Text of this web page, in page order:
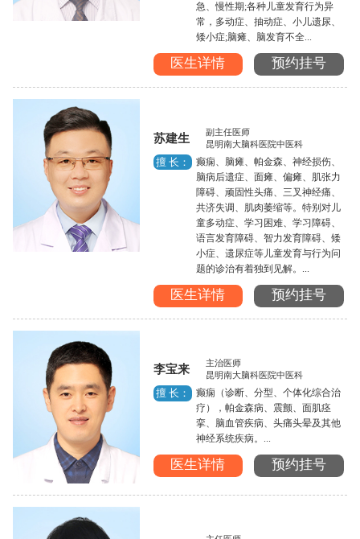
急、慢性期;各种儿童发育行为异
常，多动症、抽动症、小儿遗尿、
矮小症;脑瘫、脑发育不全...
医生详情 预约挂号
苏建生
副主任医师
昆明南大脑科医院中医科
擅 长：
癫痫、脑瘫、帕金森、神经损伤、
脑病后遗症、面瘫、偏瘫、肌张力
障碍、顽固性头痛、三叉神经痛、
共济失调、肌肉萎缩等。特别对儿
童多动症、学习困难、学习障碍、
语言发育障碍、智力发育障碍、矮
小症、遗尿症等儿童发育与行为问
题的诊治有着独到见解。...
医生详情 预约挂号
李宝来
主治医师
昆明南大脑科医院中医科
擅 长：
癫痫（诊断、分型、个体化综合治
疗），帕金森病、震颤、面肌痉
挛、脑血管疾病、头痛头晕及其他
神经系统疾病。...
医生详情 预约挂号